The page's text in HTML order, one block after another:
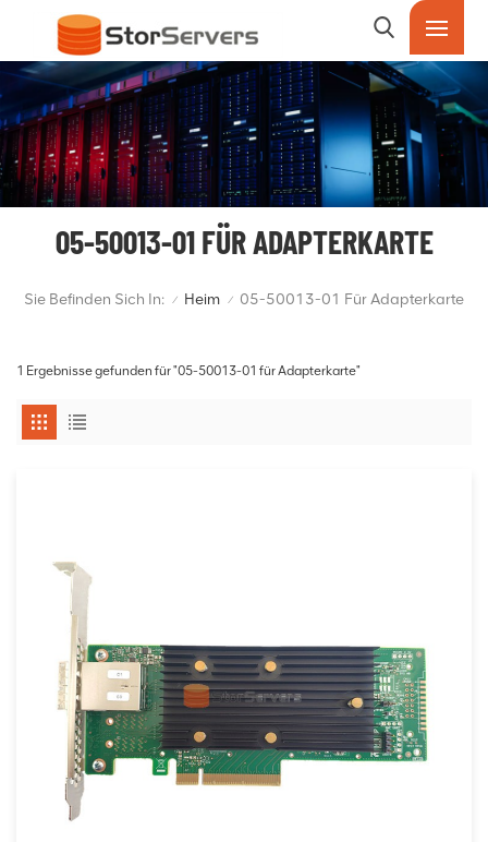
05-50013-01 FÜR ADAPTERKARTE
Sie Befinden Sich In: / Heim / 05-50013-01 Für Adapterkarte
1 Ergebnisse gefunden für "05-50013-01 für Adapterkarte"